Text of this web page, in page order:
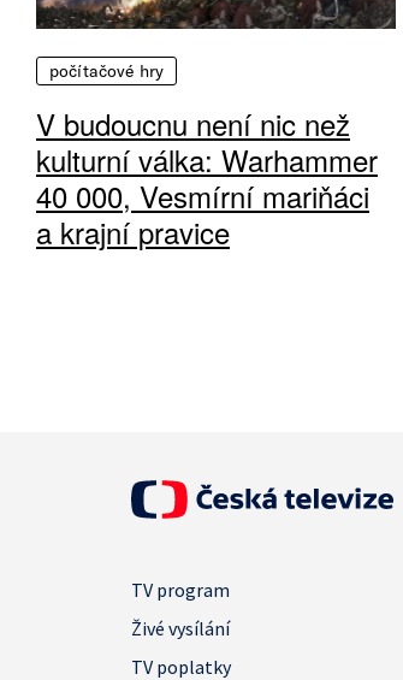
počítačové hry
V budoucnu není nic než
kulturní válka: Warhammer
40 000, Vesmírní mariňáci
a krajní pravice
TV program
Živé vysílání
TV poplatky